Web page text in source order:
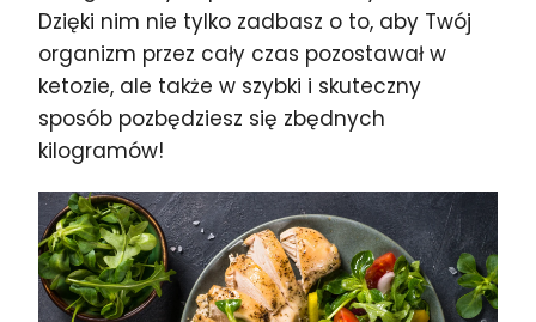
Dzięki nim nie tylko zadbasz o to, aby Twój
organizm przez cały czas pozostawał w
ketozie, ale także w szybki i skuteczny
sposób pozbędziesz się zbędnych
kilogramów!